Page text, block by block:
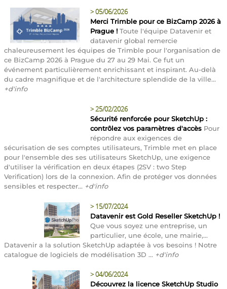
>05/06/2026
Merci Trimble pour ce BizCamp 2026 à
Prague ! Toute l'équipe Datavenir et
datavenir global remercie
chaleureusement les équipes de Trimble pour l'organisation de
ce BizCamp 2026 à Prague du 27 au 29 Mai. Ce fut un
événement particulièrement enrichissant et inspirant. Au-delà
du cadre magnifique et de l'architecture splendide de la ville...
+d'info
>25/02/2026
Sécurité renforcée pour SketchUp :
contrôlez vos paramètres d'accès Pour
répondre aux exigences de
sécurisation de ses comptes utilisateurs, Trimble met en place
pour l'ensemble des ses utilisateurs SketchUp, une exigence
d'utiliser la vérification en deux étapes (2SV : two Step
Verification) lors de la connexion. Afin de protéger vos données
sensibles et respecter... +d'info
> 15/07/2024
Datavenir est Gold Reseller SketchUp !
Que vous soyez une entreprise, un
particulier, une école, une mairie,...
Datavenir a la solution SketchUp adaptée à vos besoins ! Notre
catalogue de logiciels de modélisation 3D ... +d'info
>04/06/2024
Découvrez la licence SketchUp Studio